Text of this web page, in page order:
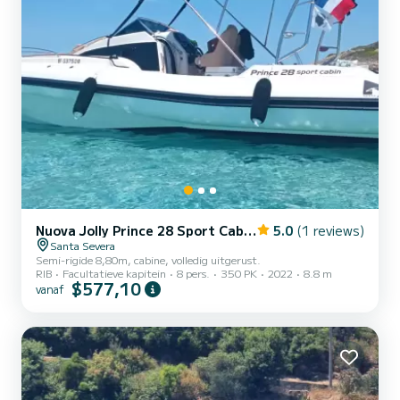
Nuova Jolly Prince 28 Sport Cabine 5.0 (1 reviews)
Santa Severa
Semi-rigide 8,80m, cabine, volledig uitgerust.
RIB
Facultatieve kapitein 8 pers. 350 PK 2022 8.8 m
vanaf $577,10